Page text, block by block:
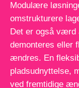
Modulære
omstrukturere
Det er også værd
demonteres eller
ændres. En
pladsudnyttelse,
ved fremtidige